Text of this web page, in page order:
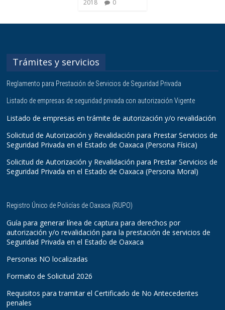
2018
0
Trámites y servicios
Reglamento para Prestación de Servicios de Seguridad Privada
Listado de empresas de seguridad privada con autorización Vigente
Listado de empresas en trámite de autorización y/o revalidación
Solicitud de Autorización y Revalidación para Prestar Servicios de
Seguridad Privada en el Estado de Oaxaca (Persona Física)
Solicitud de Autorización y Revalidación para Prestar Servicios de
Seguridad Privada en el Estado de Oaxaca (Persona Moral)
Registro Único de Policías de Oaxaca (RUPO)
Guía para generar línea de captura para derechos por
autorización y/o revalidación para la prestación de servicios de
Seguridad Privada en el Estado de Oaxaca
Personas NO localizadas
Formato de Solicitud 2026
Requisitos para tramitar el Certificado de No Antecedentes
penales